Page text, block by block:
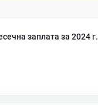
заплата за 2024 г.